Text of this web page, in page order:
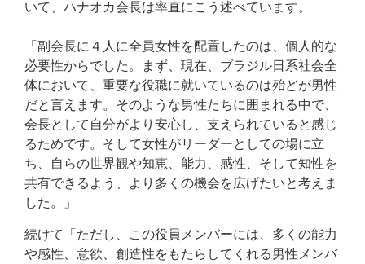
いて、ハナオカ会長は率直にこう述べています。
「副会長に４人に全員女性を配置したのは、個人的な
必要性からでした。まず、現在、ブラジル日系社会全
体において、重要な役職に就いているのは殆どが男性
だと言えます。そのような男性たちに囲まれる中で、
会長として自分がより安心し、支えられていると感じ
るためです。そして女性がリーダーとしての場に立
ち、自らの世界観や知恵、能力、感性、そして知性を
共有できるよう、より多くの機会を広げたいと考えま
した。」
続けて「ただし、この役員メンバーには、多くの能力
や感性、意欲、創造性をもたらしてくれる男性メンバ